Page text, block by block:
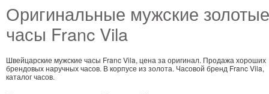
Оригинальные мужские золотые
часы Franc Vila
Швейцарские мужские часы Franc Vila, цена за оригинал. Продажа хороших
брендовых наручных часов. В корпусе из золота. Часовой бренд Franc Vila,
каталог часов.